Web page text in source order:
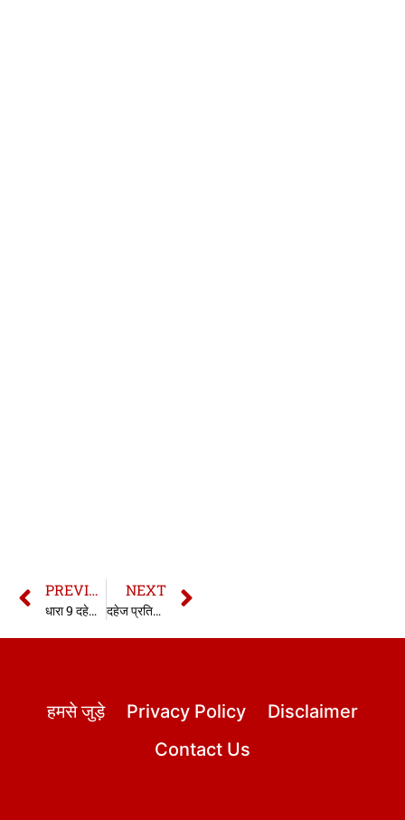
PREVIOUS
धारा 9 दहेज प्रतिषेध अधिनियम | 9 Dowry Prohibition Act in hindi
NEXT
दहेज प्रतिषेध अधिनियम,1961 | Dowry prohibition act, 1961 in hindi
हमसे जुड़े Privacy Policy
Disclaimer
Contact Us